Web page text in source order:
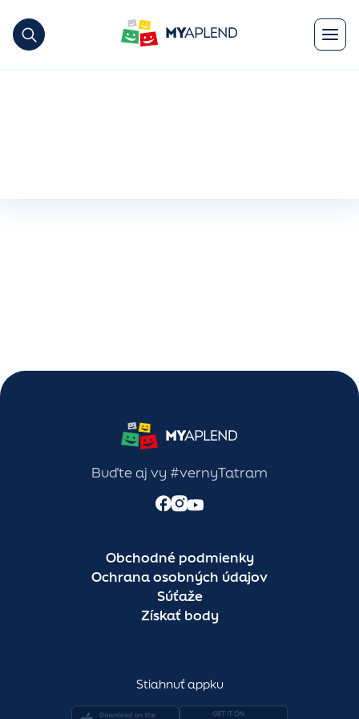
Buďte aj vy #vernyTatram
Obchodné podmienky
Ochrana osobných údajov
Súťaže
Získať body
Stiahnuť appku